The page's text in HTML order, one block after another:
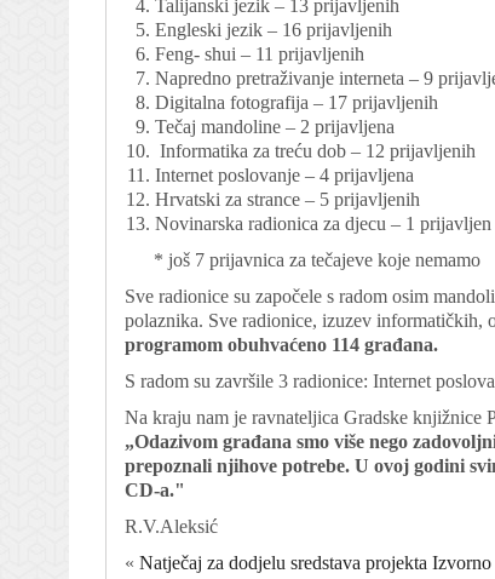
Talijanski jezik – 13 prijavljenih
Engleski jezik – 16 prijavljenih
Feng- shui – 11 prijavljenih
Napredno pretraživanje interneta – 9
Digitalna fotografija – 17 prijavljenih
Tečaj mandoline – 2 prijavljena
Informatika za treću dob – 12 prijavljenih
Internet poslovanje – 4 prijavljena
Hrvatski za strance – 5 prijavljenih
Novinarska radionica za djecu – 1 prijavljen
* još 7 prijavnica za tečajeve koje nemamo
Sve radionice su započele s radom osim
polaznika. Sve radionice, izuzev informatičkih,
programom obuhvaćeno 114 građana.
S radom su završile 3 radionice: Internet
Na kraju nam je ravnateljica Gradske knjižnice
„Odazivom građana smo više nego
prepoznali njihove potrebe. U ovoj godini
CD-a."
R.V.Aleksić
« Natječaj za dodjelu sredstava projekta